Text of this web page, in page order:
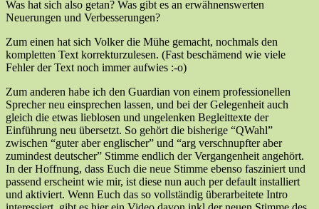
Was hat sich also getan? Was gibt es an erwähnenswerten
Neuerungen und Verbesserungen?
Zum einen hat sich Volker die Mühe gemacht, nochmals den
kompletten Text korrekturzulesen. (Fast beschämend wie viele
Fehler der Text noch immer aufwies :-o)
Zum anderen habe ich den Guardian von einem professionellen
Sprecher neu einsprechen lassen, und bei der Gelegenheit auch
gleich die etwas lieblosen und ungelenken Begleittexte der
Einführung neu übersetzt. So gehört die bisherige “QWahl”
zwischen “guter aber englischer” und “arg verschnupfter aber
zumindest deutscher” Stimme endlich der Vergangenheit angehört.
In der Hoffnung, dass Euch die neue Stimme ebenso fasziniert und
passend erscheint wie mir, ist diese nun auch per default installiert
und aktiviert. Wenn Euch das so vollständig überarbeitete Intro